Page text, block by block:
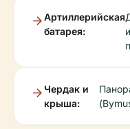
Артиллерийская
батарея:
Чердак и
крыша: